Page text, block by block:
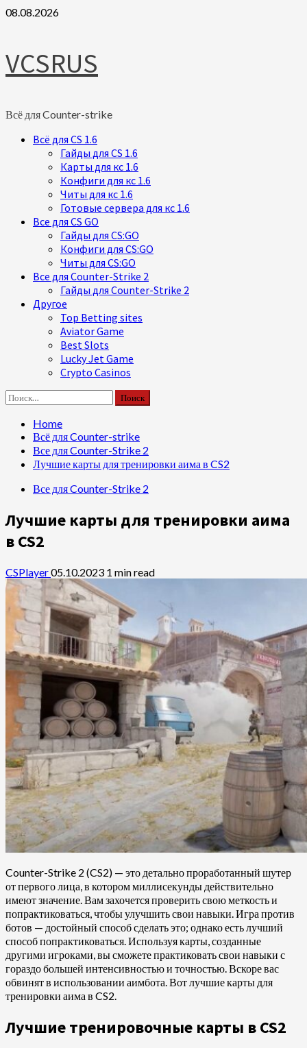
Skip
08.08.2026
VCSRUS
Всё для Counter-strike
PrimaryВсё для CS 1.6
Гайды для CS 1.6
Карты для кс 1.6
Конфиги для кс 1.6
Читы для кс 1.6
Готовые сервера для кс 1.6
Все для CS GO
Гайды для CS:GO
Конфиги для CS:GO
Читы для CS:GO
Все для Counter-Strike 2
Гайды для Counter-Strike 2
Другое
Top Betting sites
Aviator Game
Best Slots
Lucky Jet Game
Crypto Casinos
Найти:
Home
Всё для Counter-strike
Все для Counter-Strike 2
Лучшие карты для тренировки аима в CS2
Все для Counter-Strike 2
Лучшие карты для тренировки аима
в CS2
CSPlayer05.10.2023 1 min read
Counter-Strike 2 (CS2) — это детально проработанный шутер
от первого лица, в котором миллисекунды действительно
имеют значение. Вам захочется проверить свою меткость и
попрактиковаться, чтобы улучшить свои навыки. Игра против
ботов — достойный способ сделать это; однако есть лучший
способ попрактиковаться. Используя карты, созданные
другими игроками, вы сможете практиковать свои навыки с
гораздо большей интенсивностью и точностью. Вскоре вас
обвинят в использовании аимбота. Вот лучшие карты для
тренировки аима в CS2.
Лучшие тренировочные карты в CS2